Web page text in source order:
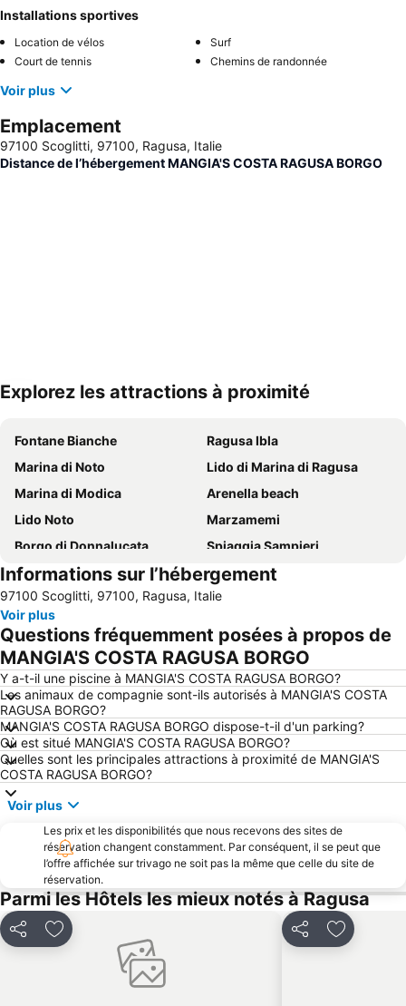
Installations sportives
Location de vélos
Surf
Court de tennis
Chemins de randonnée
Voir plus
Emplacement
97100 Scoglitti, 97100, Ragusa, Italie
Distance de l’hébergement MANGIA'S COSTA RAGUSA BORGO
Explorez les attractions à proximité
Fontane Bianche
Ragusa Ibla
Marina di Noto
Lido di Marina di Ragusa
Marina di Modica
Arenella beach
Lido Noto
Marzamemi
Borgo di Donnalucata
Spiaggia Sampieri
Spiaggia di San Lorenzo
Ile de Correnti
Giardino Ibleo
Lido Noto
Lido Avola
Donnafugata
Playa Grande
Spiaggia Arenella
Lago di Santa Rosalia
Punta Secca
Punta Braccetto
Scoglitti
Late Baroque Towns of the Val di Noto
La cava di Ispica
Porto Turistico di Marina di Ragusa
Santa Maria del Focallo
Réserve naturelle de Vendicari
île du cap Passero
Spiaggia Ognina
Informations sur l’hébergement
97100 Scoglitti, 97100, Ragusa, Italie
Voir plus
Questions fréquemment posées à propos de
MANGIA'S COSTA RAGUSA BORGO
Y a-t-il une piscine à MANGIA'S COSTA RAGUSA BORGO?
Les animaux de compagnie sont-ils autorisés à MANGIA'S COSTA
RAGUSA BORGO?
MANGIA'S COSTA RAGUSA BORGO dispose-t-il d'un parking?
Où est situé MANGIA'S COSTA RAGUSA BORGO?
Quelles sont les principales attractions à proximité de MANGIA'S
COSTA RAGUSA BORGO?
Voir plus
Les prix et les disponibilités que nous recevons des sites de
réservation changent constamment. Par conséquent, il se peut que
l’offre affichée sur trivago ne soit pas la même que celle du site de
réservation.
Parmi les Hôtels les mieux notés à Ragusa
PartagerAjouter à mes favoris PartagerAjouter à